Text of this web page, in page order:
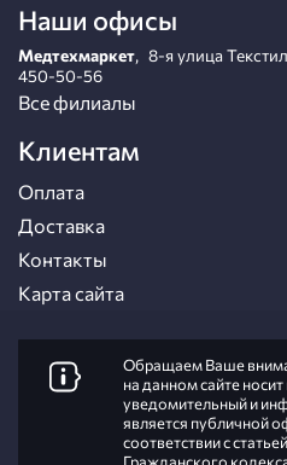
Наши офисы
Медтехмаркет, 8-я улица
450-50-56
Все филиалы
Клиентам
Оплата
Доставка
Контакты
Карта сайта
Обращаем Ваше
на данном сайте
уведомительный и
является публичной
соответствии с